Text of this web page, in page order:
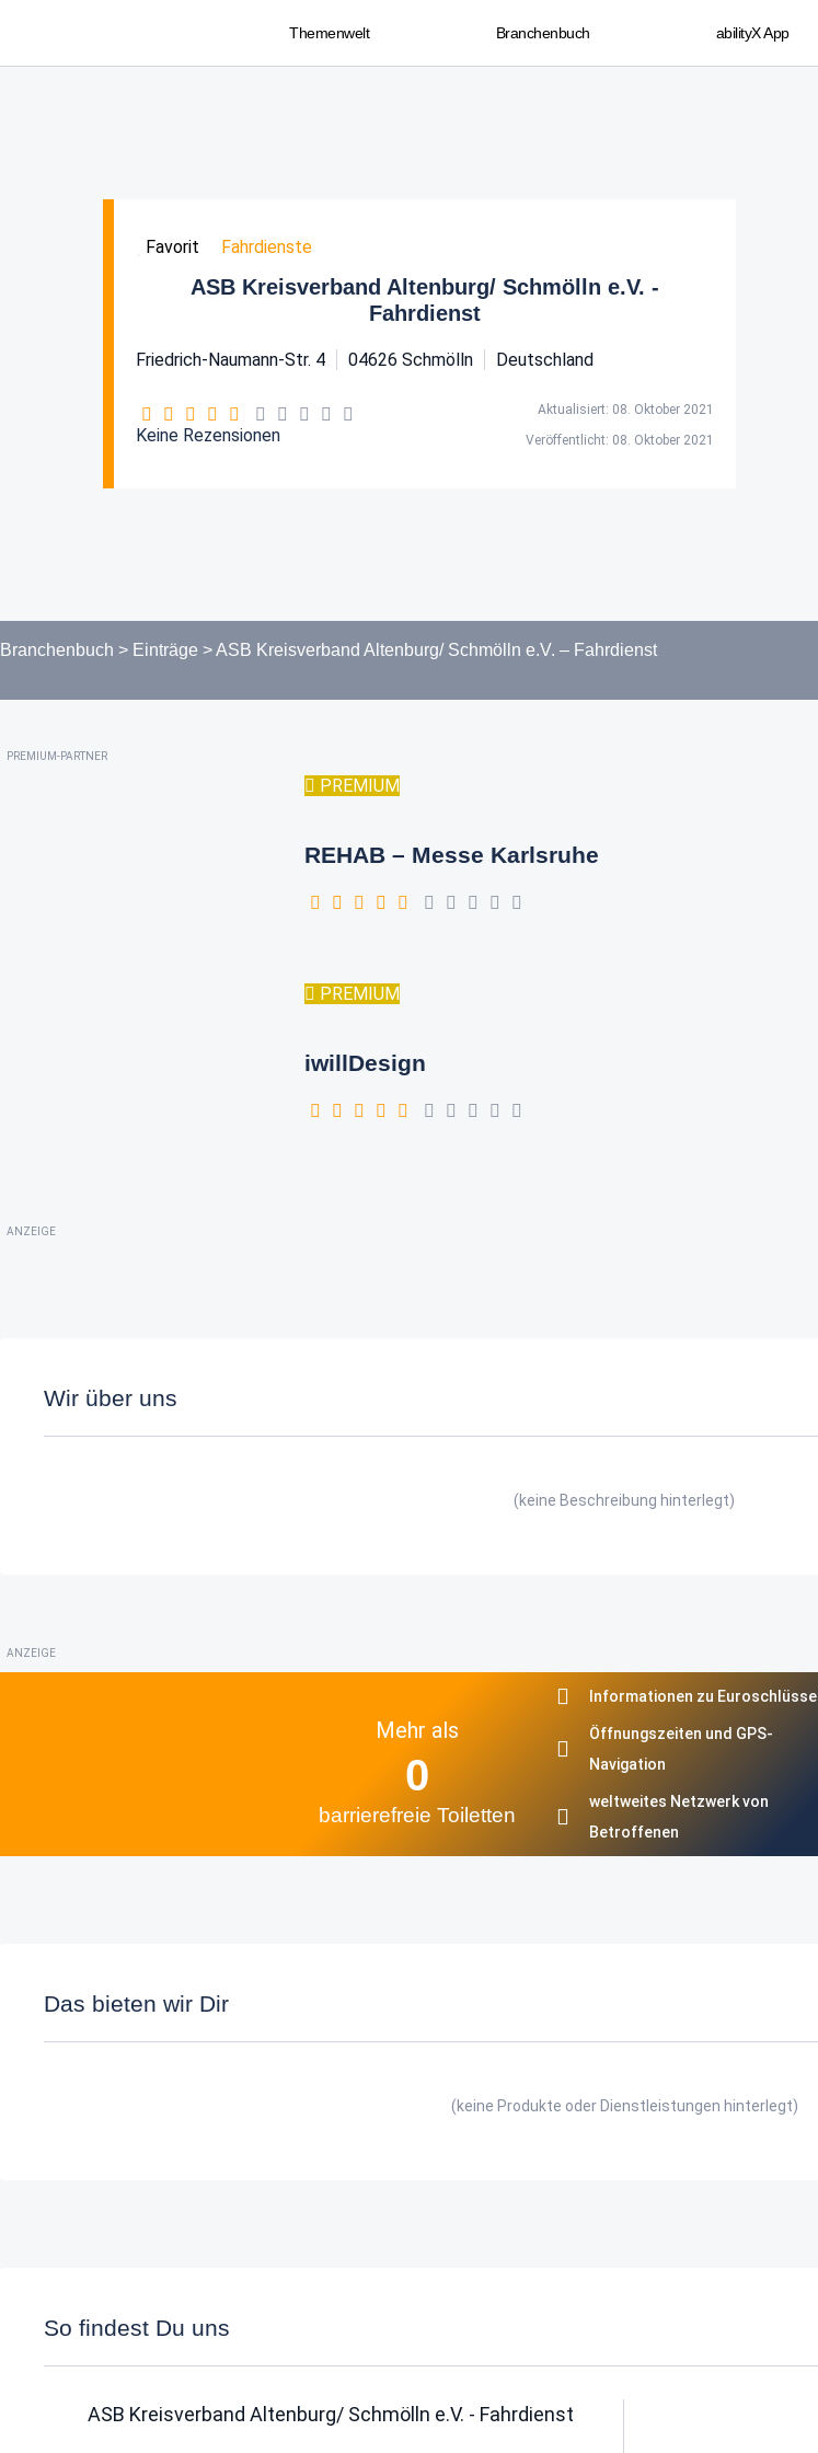
Themenwelt Branchenbuch abilityX App
Favorit Fahrdienste
ASB Kreisverband Altenburg/ Schmölln e.V. -
Fahrdienst
Friedrich-Naumann-Str. 4 04626 Schmölln Deutschland
Keine Rezensionen
Aktualisiert: 08. Oktober 2021
Veröffentlicht: 08. Oktober 2021
Branchenbuch > Einträge >ASB Kreisverband Altenburg/ Schmölln e.V. – Fahrdienst
PREMIUM-PARTNER
PREMIUM
REHAB – Messe Karlsruhe
PREMIUM
iwillDesign
ANZEIGE
Wir über uns
(keine Beschreibung hinterlegt)
ANZEIGE
Mehr als
barrierefreie Toiletten
0
Informationen zu Euroschlüssel
Öffnungszeiten und GPS-
Navigation
weltweites Netzwerk von
Betroffenen
Das bieten wir Dir
(keine Produkte oder Dienstleistungen hinterlegt)
So findest Du uns
ASB Kreisverband Altenburg/ Schmölln e.V. - Fahrdienst